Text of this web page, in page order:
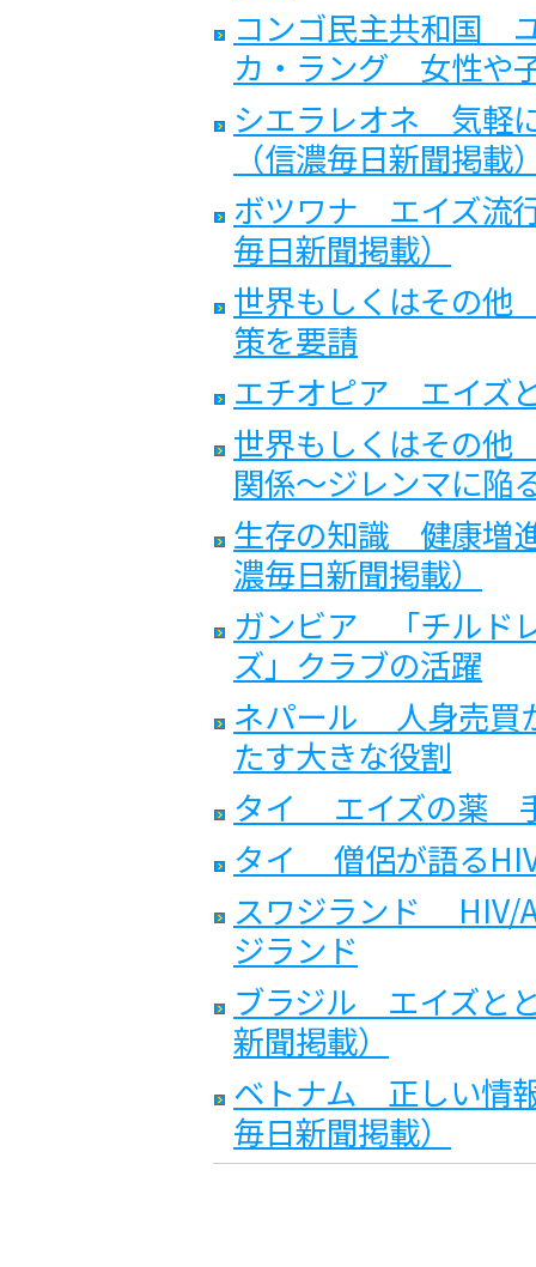
コンゴ民主共和国
カ・ラング 女性や
シエラレオネ 気軽
（信濃毎日新聞掲載
ボツワナ エイズ流
毎日新聞掲載）
世界もしくはその
策を要請
エチオピア エイズ
世界もしくはその
関係〜ジレンマに陥
生存の知識 健康増
濃毎日新聞掲載）
ガンビア 「チルド
ズ」クラブの活躍
ネパール 人身売買
たす大きな役割
タイ エイズの薬
タイ 僧侶が語る
スワジランド HIV/
ジランド
ブラジル エイズと
新聞掲載）
ベトナム 正しい情
毎日新聞掲載）